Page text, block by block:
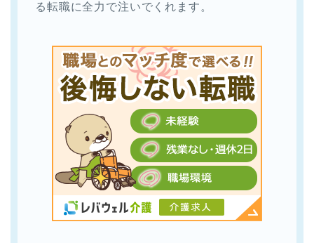
る転職に全力で注いでくれます。